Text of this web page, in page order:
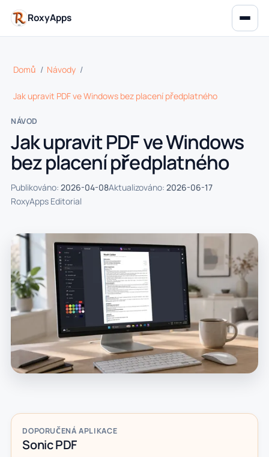
RoxyApps
Domů / Návody /
Jak upravit PDF ve Windows bez placení předplatného
NÁVOD
Jak upravit PDF ve Windows
bez placení předplatného
Publikováno: 2026-04-08Aktualizováno: 2026-06-17
RoxyApps Editorial
DOPORUČENÁ APLIKACE
Sonic PDF